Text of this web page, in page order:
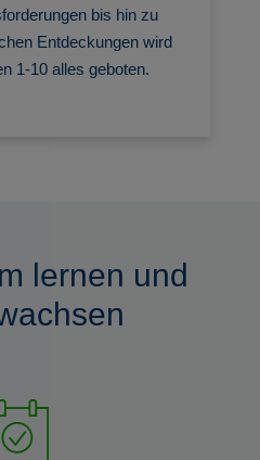
bis hin zu
Entdeckungen wird
1-10 alles geboten.
lernen und